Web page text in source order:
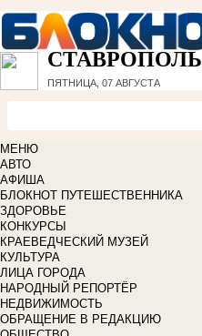
СТАВРОПОЛЬ
ПЯТНИЦА, 07 АВГУСТА
МЕНЮ
АВТО
АФИША
БЛОКНОТ ПУТЕШЕСТВЕННИКА
ЗДОРОВЬЕ
КОНКУРСЫ
КРАЕВЕДЧЕСКИЙ МУЗЕЙ
КУЛЬТУРА
ЛИЦА ГОРОДА
НАРОДНЫЙ РЕПОРТЁР
НЕДВИЖИМОСТЬ
ОБРАЩЕНИЕ В РЕДАКЦИЮ